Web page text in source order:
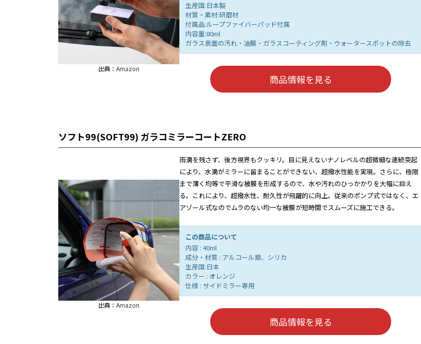
出典：Amazon
生産国:日本製
材質・素材:研磨材
付属品:ループファイバーパッド付属
内容量:80ml
ガラス表面の汚れ・油膜・ガラスコーティング剤・ウォータースポットの除去
商品情報を見る
ソフト99(SOFT99) ガラコミラーコートZERO
出典：Amazon
雨滴を残さず、後方視界もクッキリ。目に見えないナノレベルの超微細な連続突起
により、水滴がミラーに留まることができない、超撥水性能を実現。さらに、極限
まで薄く均等で平滑な被膜を形成するので、水や汚れのひっかかりを大幅に抑え
る。これにより、超撥水性、耐久性が飛躍的に向上。従来のポンプ式ではなく、エ
アゾール式なのでムラのない均一な被膜が短時間でスムーズに施工できる。
この商品について
内容 : 40ml
成分・材質 : アルコール類、シリカ
生産国:日本
カラー : オレンジ
仕様 : サイドミラー専用
商品情報を見る